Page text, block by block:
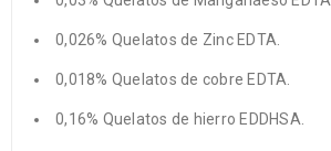
0,026% Quelatos de Zinc EDTA.
0,018% Quelatos de cobre EDTA.
0,16% Quelatos de hierro EDDHSA.